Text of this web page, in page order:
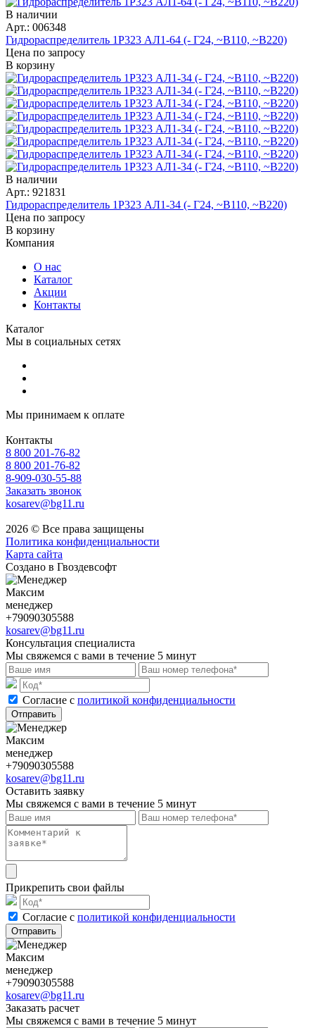
В наличии
Арт.: 006348
Гидрораспределитель 1Р323 АЛ1-64 (- Г24, ~В110, ~В220)
Цена по запросу
В корзину
В наличии
Арт.: 921831
Гидрораспределитель 1Р323 АЛ1-34 (- Г24, ~В110, ~В220)
Цена по запросу
В корзину
Компания
О нас
Каталог
Акции
Контакты
Каталог
Мы в социальных сетях
Мы принимаем к оплате
Контакты
8 800 201-76-82
8 800 201-76-82
8-909-030-55-88
Заказать звонок
kosarev@bg11.ru
2026 © Все права защищены
Политика конфиденциальности
Карта сайта
Создано в Гвоздевсофт
Максим
менеджер
+79090305588
kosarev@bg11.ru
Консультация специалиста
Мы свяжемся с вами в течение 5 минут
Cогласие с политикой конфиденциальности
Отправить
Максим
менеджер
+79090305588
kosarev@bg11.ru
Оставить заявку
Мы свяжемся с вами в течение 5 минут
Прикрепить свои файлы
Cогласие с политикой конфиденциальности
Отправить
Максим
менеджер
+79090305588
kosarev@bg11.ru
Заказать расчет
Мы свяжемся с вами в течение 5 минут